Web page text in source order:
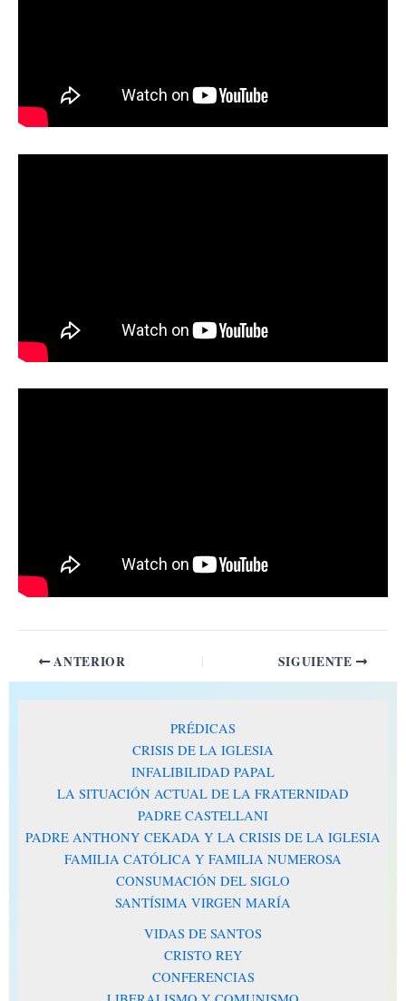
ANTERIOR SIGUIENTE
PRÉDICAS
CRISIS DE LA IGLESIA
INFALIBILIDAD PAPAL
LA SITUACIÓN ACTUAL DE LA FRATERNIDAD
PADRE CASTELLANI
PADRE ANTHONY CEKADA Y LA CRISIS DE LA IGLESIA
FAMILIA CATÓLICA Y FAMILIA NUMEROSA
CONSUMACIÓN DEL SIGLO
SANTÍSIMA VIRGEN MARÍA
VIDAS DE SANTOS
CRISTO REY
CONFERENCIAS